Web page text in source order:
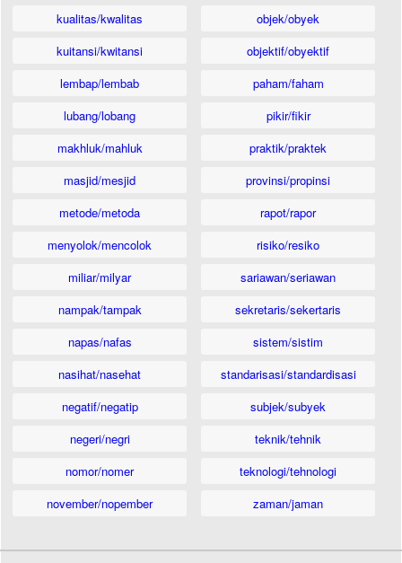
kualitas/kwalitas
kuitansi/kwitansi
lembap/lembab
lubang/lobang
makhluk/mahluk
masjid/mesjid
metode/metoda
menyolok/mencolok
miliar/milyar
nampak/tampak
napas/nafas
nasihat/nasehat
negatif/negatip
negeri/negri
nomor/nomer
november/nopember
objek/obyek
objektif/obyektif
paham/faham
pikir/fikir
praktik/praktek
provinsi/propinsi
rapot/rapor
risiko/resiko
sariawan/seriawan
sekretaris/sekertaris
sistem/sistim
standarisasi/standardisasi
subjek/subyek
teknik/tehnik
teknologi/tehnologi
zaman/jaman